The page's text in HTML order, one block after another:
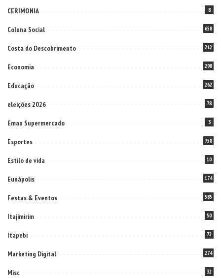
CERIMONIA 8
Coluna Social 658
Costa do Descobrimento 212
Economia 298
Educação 262
eleições 2026 78
Eman Supermercado 3
Esportes 758
Estilo de vida 10
Eunápolis 174
Festas & Eventos 585
Itajimirim 50
Itapebi 72
Marketing Digital 274
Misc 32